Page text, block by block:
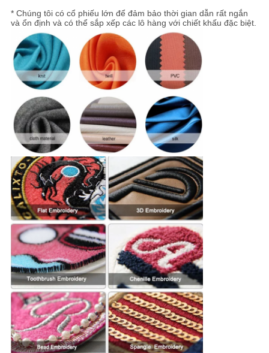
* Chúng tôi có cổ phiếu lớn để đảm bảo thời gian dẫn rất ngắn
và ổn định và có thể sắp xếp các lô hàng với chiết khấu đặc biệt.